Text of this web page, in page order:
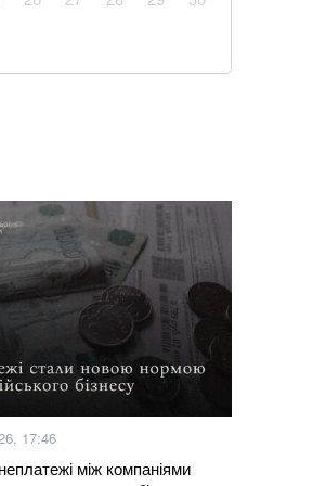
за 10 хвилин
Patriot через оновлення
одна помилка позбавить їх
захист
очікувати далі: чи варто
із сиром і томатами
17:46
між компаніями